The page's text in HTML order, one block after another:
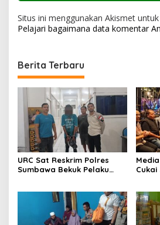
Situs ini menggunakan Akismet
Pelajari bagaimana data komentar
Berita Terbaru
URC Sat Reskrim Polres
Sumbawa Bekuk Pelaku